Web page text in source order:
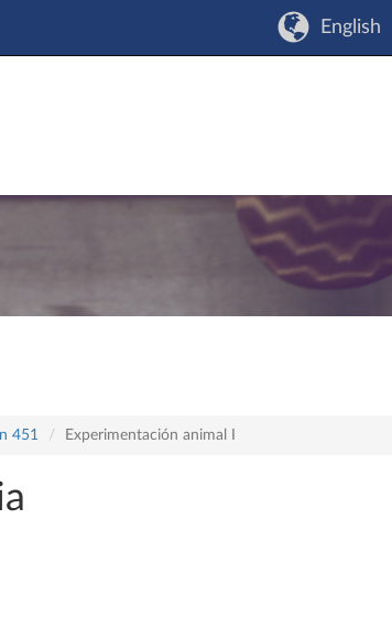
English
451 Experimentación animal I